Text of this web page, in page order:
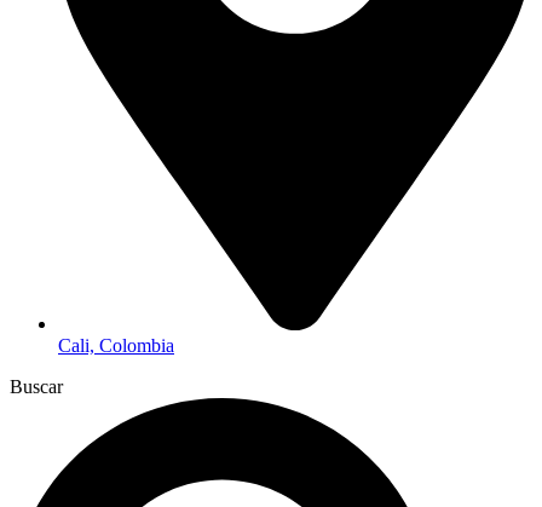
Cali, Colombia
Buscar